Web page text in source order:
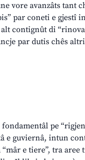
vore avanzâts tant
par coneti e gjestî
contignût di
par dutis chês
pe
e guviernâ, intun
e tiere”, tra aree